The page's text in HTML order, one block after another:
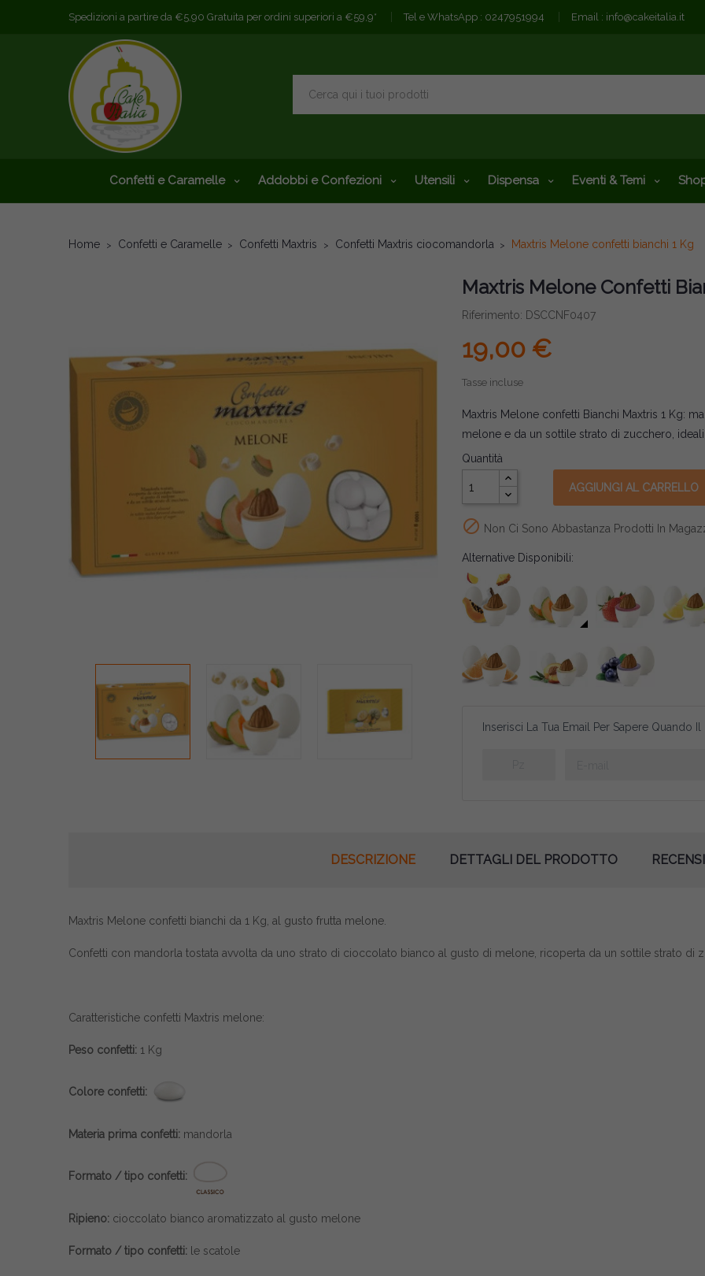
Spedizioni a partire da €5,90 Gratuita per ordini superiori a €59,9* Tel e WhatsApp : 0247951994 Email : info@cakeitalia.it
Confetti e Caramelle Addobbi e Confezioni Utensili Dispensa Eventi & Temi
Home Confetti e Caramelle Confetti Maxtris Confetti Maxtris ciocomandorla Maxtris Melone confetti bianchi 1 Kg
Maxtris Melone Confetti
Riferimento: DSCCNF0407
19,00 €
Tasse incluse
Maxtris Melone confetti Bianchi Maxtris 1 Kg:
melone e da un sottile strato di zucchero,
Quantità
AGGIUNGI AL CARRELLO
 Non Ci Sono Abbastanza Prodotti In
Alternative Disponibili:
Inserisci La Tua Email Per Sapere Quando
DESCRIZIONE DETTAGLI DEL PRODOTTO
Maxtris Melone confetti bianchi da 1 Kg, al gusto frutta melone.
Confetti con mandorla tostata avvolta da uno strato di cioccolato bianco al gusto di melone, ricoperta da un sottile strato di
Caratteristiche confetti Maxtris melone:
Peso confetti: 1 Kg
Colore confetti:
Materia prima confetti: mandorla
Formato / tipo confetti:
Ripieno: cioccolato bianco aromatizzato al gusto melone
Formato / tipo confetti: le scatole